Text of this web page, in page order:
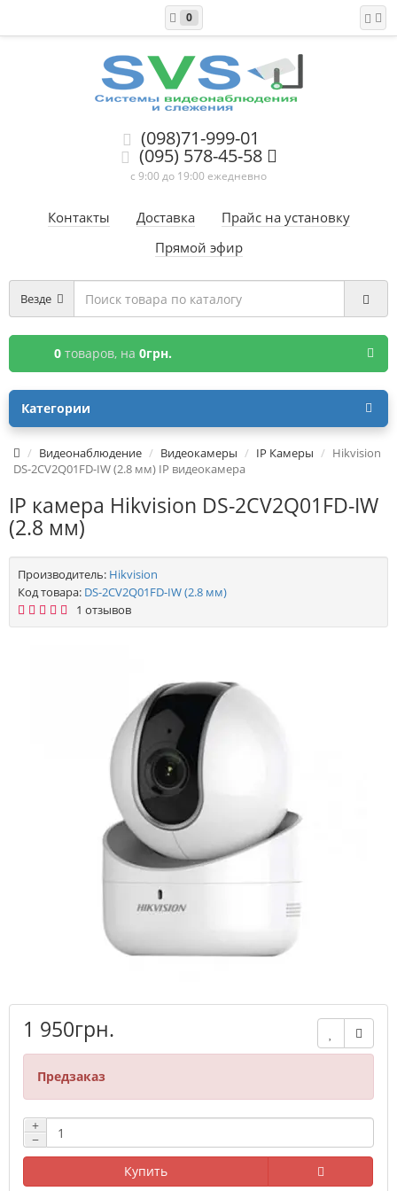
0
(098)71-999-01
(095) 578-45-58
с 9:00 до 19:00 ежедневно
Контакты Доставка
Прайс на установку
Прямой эфир
Везде
0 товаров, на 0грн.
Категории
Видеонаблюдение Видеокамеры IP Камеры
Hikvision
DS-2CV2Q01FD-IW (2.8 мм) IP видеокамера
IP камера Hikvision DS-2CV2Q01FD-IW
(2.8 мм)
Производитель: Hikvision
Код товара: DS-2CV2Q01FD-IW (2.8 мм)
1 отзывов
1 950грн.
Предзаказ
+
−
Купить